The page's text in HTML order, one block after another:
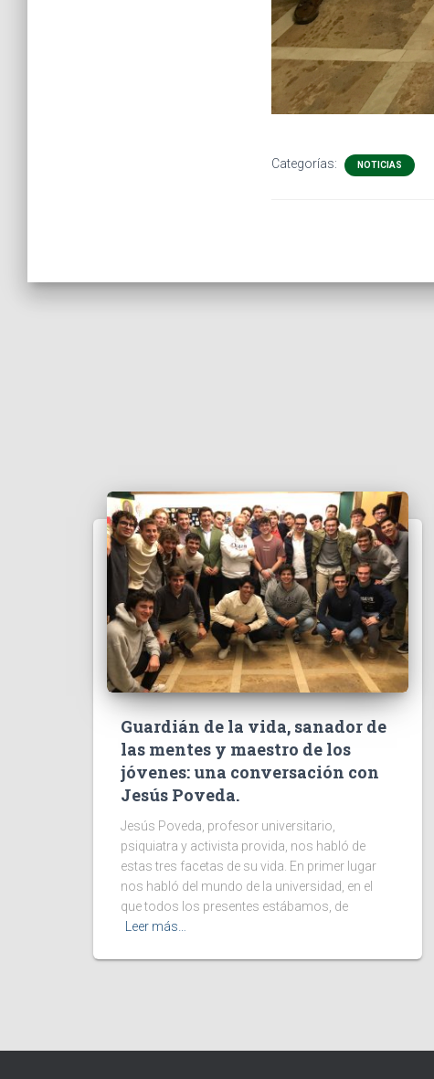
Categorías: NOTICIAS
Guardián de la vida, sanador de
las mentes y maestro de los
jóvenes: una conversación con
Jesús Poveda.
Jesús Poveda, profesor universitario,
psiquiatra y activista provida, nos habló de
estas tres facetas de su vida. En primer lugar
nos habló del mundo de la universidad, en el
que todos los presentes estábamos, de
Leer más…